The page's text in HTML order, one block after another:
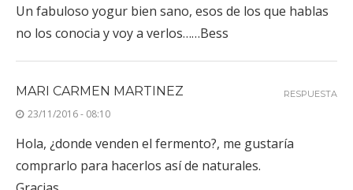
Un fabuloso yogur bien sano, esos de los que hablas
no los conocia y voy a verlos……Bess
MARI CARMEN MARTINEZ
23/11/2016 - 08:10
Hola, ¿donde venden el fermento?, me gustaría
comprarlo para hacerlos así de naturales.
RESPUESTA